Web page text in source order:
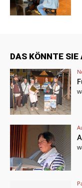
DAS KÖNNTE SIE